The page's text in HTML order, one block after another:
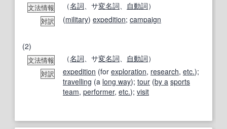
文法情報 （名詞、サ変名詞、 自動詞）
対訳 (military) expedition; campaign
(2)
文法情報 （名詞、サ変名詞、 自動詞）
対訳 expedition (for exploration, research, etc.);
travelling (a long way); tour (by a sports
team, performer, etc.); visit